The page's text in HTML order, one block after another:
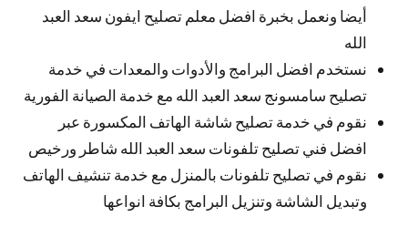
أيضا ونعمل بخبرة افضل معلم تصليح ايفون سعد العبد
الله
نستخدم افضل البرامج والأدوات والمعدات في خدمة
تصليح سامسونج سعد العبد الله مع خدمة الصيانة الفورية
نقوم في خدمة تصليح شاشة الهاتف المكسورة عبر
افضل فني تصليح تلفونات سعد العبد الله شاطر ورخيص
نقوم في تصليح تلفونات بالمنزل مع خدمة تنشيف الهاتف
وتبديل الشاشة وتنزيل البرامج بكافة انواعها